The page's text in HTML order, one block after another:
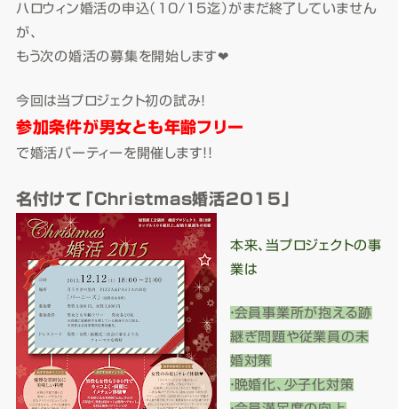
ハロウィン婚活の申込（10/15迄）がまだ終了していません
が、
もう次の婚活の募集を開始します❤
今回は当プロジェクト初の試み！
参加条件が男女とも年齢フリー
で婚活パーティーを開催します！！
名付けて「Christmas婚活2015」
本来、当プロジェクトの事
業は
・会員事業所が抱える跡
継ぎ問題や従業員の未
婚対策
・晩婚化、少子化対策